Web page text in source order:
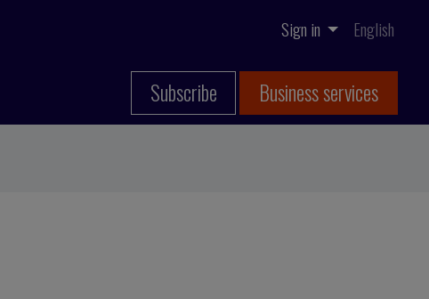
Sign in English
Subscribe Business services